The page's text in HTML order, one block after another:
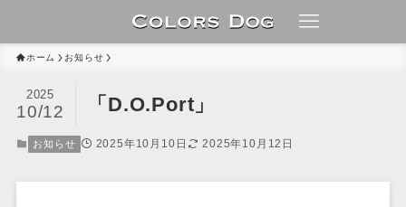
ホーム お知らせ
「D.O.Port」
2025
10/12
お知らせ 2025年10月10日 2025年10月12日